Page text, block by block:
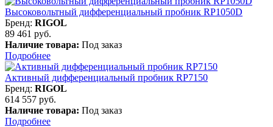
Высоковольтный дифференциальный пробник RP1050D
Бренд: RIGOL
89 461 руб.
Наличие товара: Под заказ
Подробнее
Активный дифференциальный пробник RP7150
Бренд: RIGOL
614 557 руб.
Наличие товара: Под заказ
Подробнее